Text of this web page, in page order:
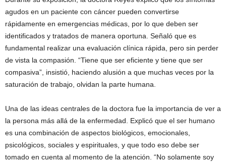
agudos en un paciente con cáncer pueden convertirse
rápidamente en emergencias médicas, por lo que deben ser
identificados y tratados de manera oportuna. Señaló que es
fundamental realizar una evaluación clínica rápida, pero sin perder
de vista la compasión. “Tiene que ser eficiente y tiene que ser
compasiva”, insistió, haciendo alusión a que muchas veces por la
saturación de trabajo, olvidan la parte humana.
Una de las ideas centrales de la doctora fue la importancia de ver a
la persona más allá de la enfermedad. Explicó que el ser humano
es una combinación de aspectos biológicos, emocionales,
psicológicos, sociales y espirituales, y que todo eso debe ser
tomado en cuenta al momento de la atención. “No solamente soy